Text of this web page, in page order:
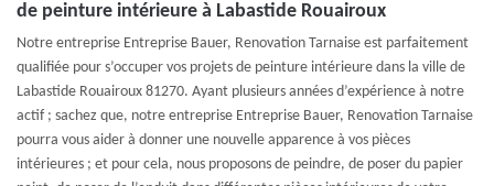
de peinture intérieure à Labastide Rouairoux
Notre entreprise Entreprise Bauer, Renovation Tarnaise est parfaitement
qualifiée pour s’occuper vos projets de peinture intérieure dans la ville de
Labastide Rouairoux 81270. Ayant plusieurs années d’expérience à notre
actif ; sachez que, notre entreprise Entreprise Bauer, Renovation Tarnaise
pourra vous aider à donner une nouvelle apparence à vos pièces
intérieures ; et pour cela, nous proposons de peindre, de poser du papier